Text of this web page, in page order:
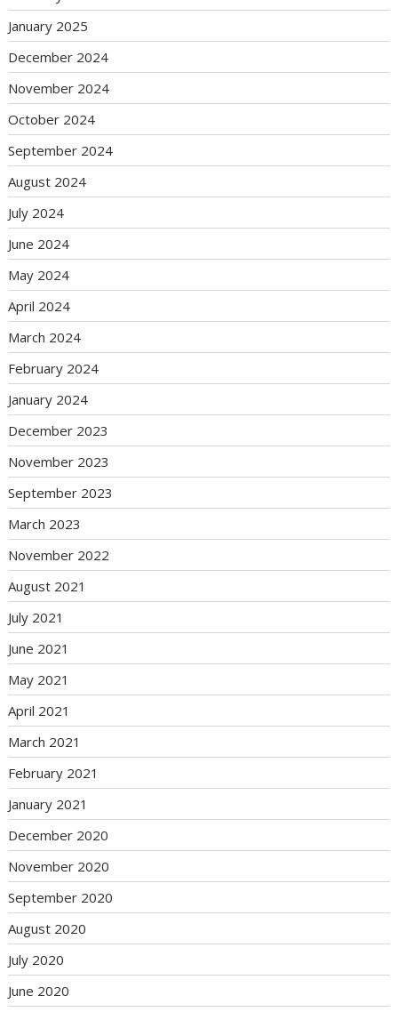
January 2025
December 2024
November 2024
October 2024
September 2024
August 2024
July 2024
June 2024
May 2024
April 2024
March 2024
February 2024
January 2024
December 2023
November 2023
September 2023
March 2023
November 2022
August 2021
July 2021
June 2021
May 2021
April 2021
March 2021
February 2021
January 2021
December 2020
November 2020
September 2020
August 2020
July 2020
June 2020